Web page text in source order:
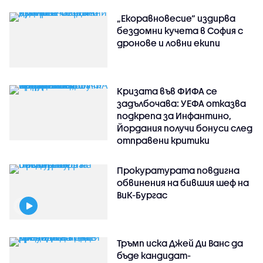
„Екоравновесие“ издирва
бездомни кучета в София с
дронове и ловни екипи
Кризата във ФИФА се
задълбочава: УЕФА отказва
подкрепа за Инфантино,
Йордания получи бонуси след
отправени критики
Прокуратурата повдигна
обвинения на бившия шеф на
ВиК-Бургас
Тръмп иска Джей Ди Ванс да
бъде кандидат-